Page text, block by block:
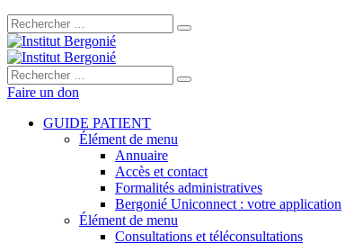
Rechercher :
Rechercher :
Faire un don
GUIDE PATIENT
Élément de menu
Annuaire
Accès et contact
Formalités administratives
Bergonié Uniconnect : votre application
Élément de menu
Consultations et téléconsultations